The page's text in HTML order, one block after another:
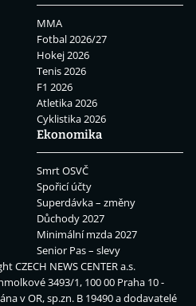
MMA
Fotbal 2026/27
Hokej 2026
Tenis 2026
F1 2026
Atletika 2026
Cyklistika 2026
Ekonomika
Smrt OSVČ
Spořicí účty
Superdávka – změny
Důchody 2027
Minimální mzda 2027
Senior Pas – slevy
CZECH NEWS CENTER a.s.
3493/1, 100 00 Praha 10 -
v OR, sp.zn. B 19490 a dodavatelé